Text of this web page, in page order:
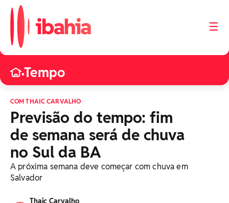
☰
•Tempo
COM THAIC CARVALHO
Previsão do tempo: fim
de semana será de chuva
no Sul da BA
A próxima semana deve começar com chuva em
Salvador
Thaic Carvalho